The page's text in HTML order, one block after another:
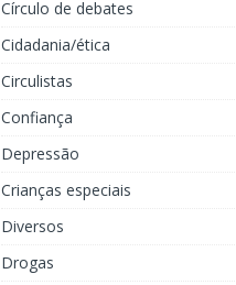
Círculo de debates
Cidadania/ética
Circulistas
Confiança
Depressão
Crianças especiais
Diversos
Drogas